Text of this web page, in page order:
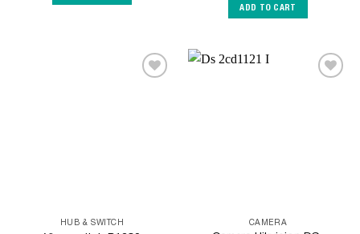
ADD TO CART
HUB & SWITCH CAMERA